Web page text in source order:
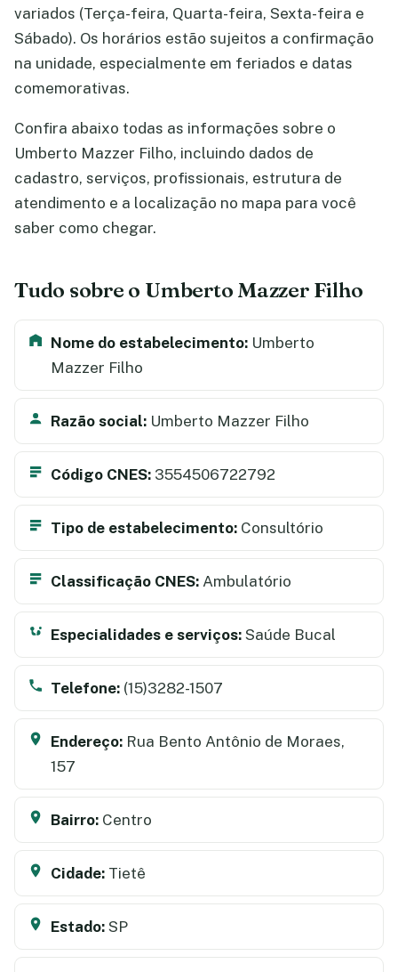
variados (Terça-feira, Quarta-feira, Sexta-feira e
Sábado). Os horários estão sujeitos a confirmação
na unidade, especialmente em feriados e datas
comemorativas.
Confira abaixo todas as informações sobre o
Umberto Mazzer Filho, incluindo dados de
cadastro, serviços, profissionais, estrutura de
atendimento e a localização no mapa para você
saber como chegar.
Tudo sobre o Umberto Mazzer Filho
Nome do estabelecimento: Umberto
Mazzer Filho
Razão social: Umberto Mazzer Filho
Código CNES: 3554506722792
Tipo de estabelecimento: Consultório
Classificação CNES: Ambulatório
Especialidades e serviços: Saúde Bucal
Telefone: (15)3282-1507
Endereço: Rua Bento Antônio de Moraes,
157
Bairro: Centro
Cidade: Tietê
Estado: SP